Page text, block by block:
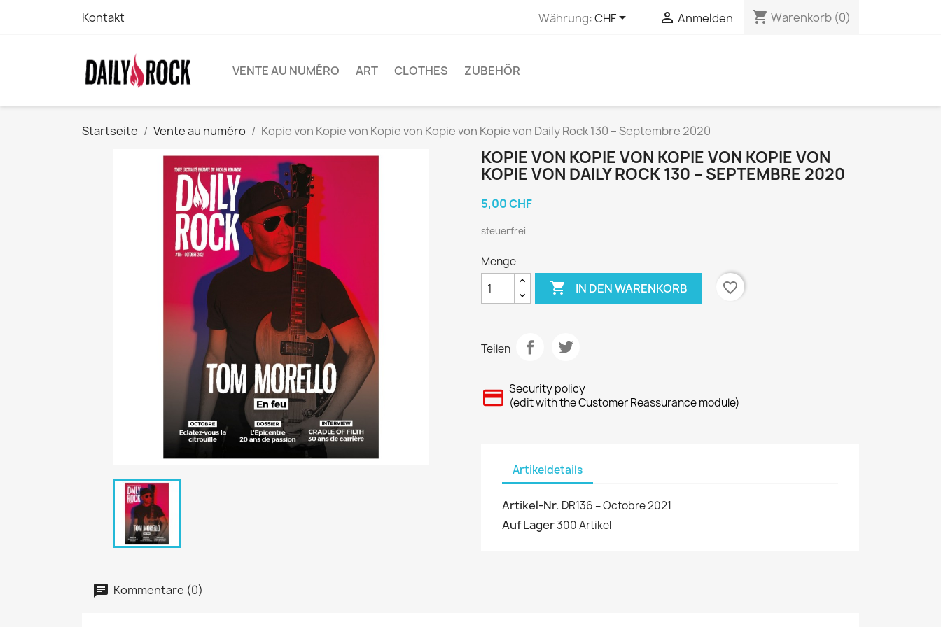
Kontakt Währung:CHF  Anmelden shopping_cart Warenkorb (0)
VENTE AU NUMÉRO ART CLOTHES ZUBEHÖR
Startseite Vente au numéro Kopie von Kopie von Kopie von Kopie von Kopie von Daily Rock 130 – Septembre 2020
KOPIE VON KOPIE VON KOPIE VON KOPIE VON
KOPIE VON DAILY ROCK 130 – SEPTEMBRE 2020
5,00 CHF
steuerfrei
Menge
 IN DEN WARENKORB favorite_border
Teilen
Security policy
(edit with the Customer Reassurance module)
Artikeldetails
Artikel-Nr. DR136 – Octobre 2021
Auf Lager300 Artikel
Kommentare (0)